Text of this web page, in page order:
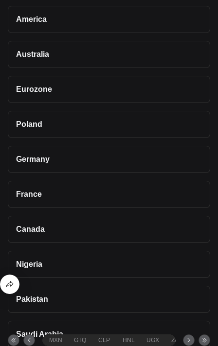
America
Australia
Eurozone
Poland
Germany
France
Canada
Nigeria
Pakistan
Saudi Arabia
MXN GTQ CLP HNL UGX ZAR TND